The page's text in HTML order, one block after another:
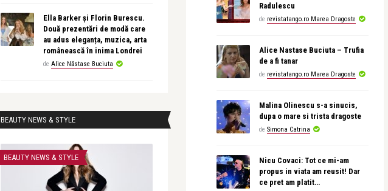
Ella Barker și Florin Burescu.
Două prezentări de modă care
au adus eleganța, muzica, arta
românească în inima Londrei
de Alice Năstase Buciuta
BEAUTY NEWS & STYLE
BEAUTY NEWS & STYLE
Radulescu
de revistatango.ro Marea Dragoste
Alice Nastase Buciuta – Trufia
de a fi tanar
de revistatango.ro Marea Dragoste
Malina Olinescu s-a sinucis,
dupa o mare si trista dragoste
de Simona Catrina
Nicu Covaci: Tot ce mi-am
propus in viata am reusit! Dar
ce pret am platit…